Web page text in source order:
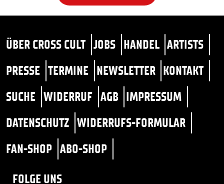
ÜBER CROSS CULT JOBS HANDEL ARTISTS
PRESSE TERMINE NEWSLETTER KONTAKT
SUCHE WIDERRUF AGB IMPRESSUM
DATENSCHUTZ WIDERRUFS-FORMULAR
FAN-SHOP ABO-SHOP
FOLGE UNS